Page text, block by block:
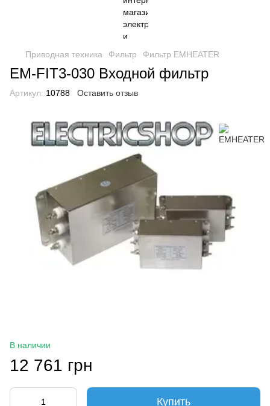
Приводная техника Фильтр Фильтр EMHEATER
EM-FIT3-030 Входной фильтр
Артикул: 10788 Оставить отзыв
В наличии
12 761 грн
Купить